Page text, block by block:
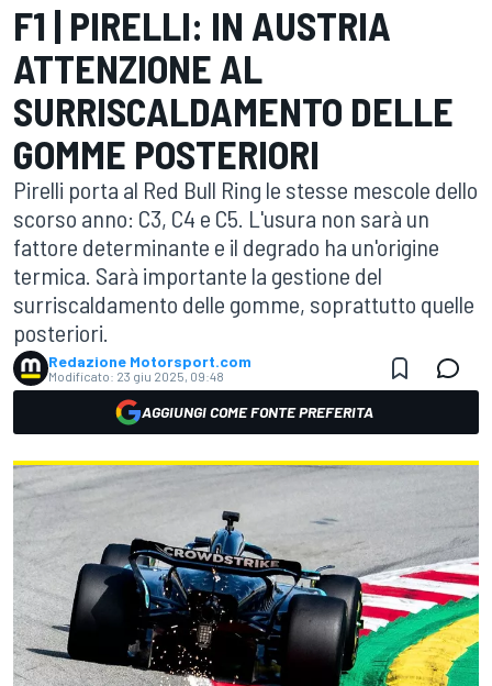
F1 | PIRELLI: IN AUSTRIA
ATTENZIONE AL
SURRISCALDAMENTO DELLE
GOMME POSTERIORI
Pirelli porta al Red Bull Ring le stesse mescole dello
scorso anno: C3, C4 e C5. L'usura non sarà un
fattore determinante e il degrado ha un'origine
termica. Sarà importante la gestione del
surriscaldamento delle gomme, soprattutto quelle
posteriori.
Redazione Motorsport.com
Modificato: 23 giu 2025, 09:48
AGGIUNGI COME FONTE PREFERITA